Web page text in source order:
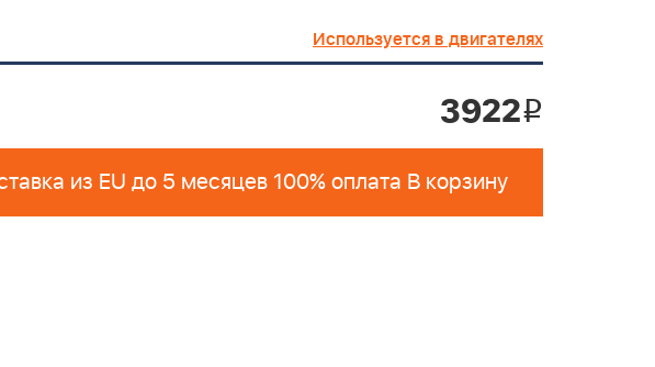
Используется в двигателях
3922i
из EU до 5 месяцев 100% оплата В корзину